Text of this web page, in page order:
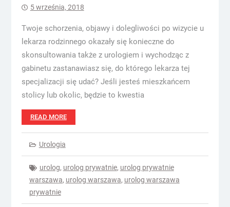
5 września, 2018
Twoje schorzenia, objawy i dolegliwości po wizycie u
lekarza rodzinnego okazały się konieczne do
skonsultowania także z urologiem i wychodząc z
gabinetu zastanawiasz się, do którego lekarza tej
specjalizacji się udać? Jeśli jesteś mieszkańcem
stolicy lub okolic, będzie to kwestia
READ MORE
Urologia
urolog, urolog prywatnie, urolog prywatnie
warszawa, urolog warszawa, urolog warszawa
prywatnie